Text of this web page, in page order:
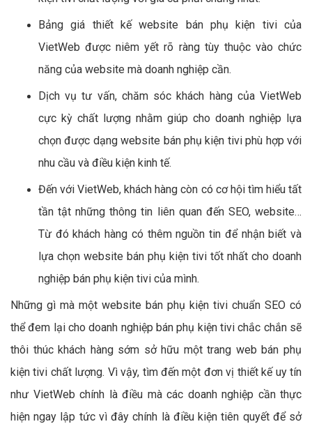
Bảng giá thiết kế website bán phụ kiện tivi của
VietWeb được niêm yết rõ ràng tùy thuộc vào chức
năng của website mà doanh nghiệp cần.
Dịch vụ tư vấn, chăm sóc khách hàng của VietWeb
cực kỳ chất lượng nhằm giúp cho doanh nghiệp lựa
chọn được dạng website bán phụ kiện tivi phù hợp với
nhu cầu và điều kiện kinh tế.
Đến với VietWeb, khách hàng còn có cơ hội tìm hiểu tất
tần tật những thông tin liên quan đến SEO, website…
Từ đó khách hàng có thêm nguồn tin để nhận biết và
lựa chọn website bán phụ kiện tivi tốt nhất cho doanh
nghiệp bán phụ kiện tivi của mình.
Những gì mà một website bán phụ kiện tivi chuẩn SEO có
thể đem lại cho doanh nghiệp bán phụ kiện tivi chắc chắn sẽ
thôi thúc khách hàng sớm sở hữu một trang web bán phụ
kiện tivi chất lượng. Vì vậy, tìm đến một đơn vị thiết kế uy tín
như VietWeb chính là điều mà các doanh nghiệp cần thực
hiện ngay lập tức vì đây chính là điều kiện tiên quyết để sở